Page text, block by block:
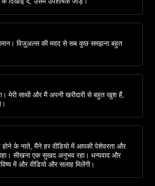
विज़ुअल्स की मदद से सब कुछ समझना बहुत
मेरी साथी और मैं अपनी खरीदारी से बहुत खुश हैं,
के नाते, मैंने हर वीडियो में आपकी पेशेवरता और
सीखना एक सुखद अनुभव रहा। धन्यवाद और
में और वीडियो और सलाह मिलेंगी।